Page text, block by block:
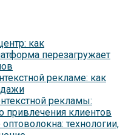
как
перезагружает
рекламе: как
рекламы:
привлечения клиентов
технологии,